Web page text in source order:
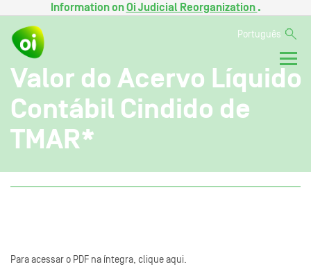
Information onOi Judicial Reorganization .
Português
Valor do Acervo Líquido
Contábil Cindido de
TMAR*
Para acessar o PDF na íntegra, clique aqui.